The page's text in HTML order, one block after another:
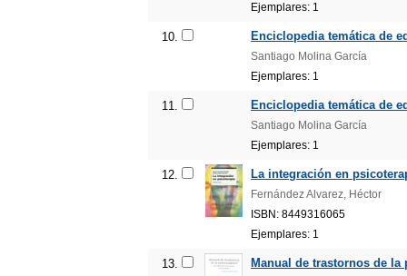
Ejemplares: 1
10. Enciclopedia temática de
Santiago Molina García
Ejemplares: 1
11. Enciclopedia temática de
Santiago Molina García
Ejemplares: 1
12. La integración en
Fernández Alvarez, Héctor
ISBN: 8449316065
Ejemplares: 1
13. Manual de trastornos de la